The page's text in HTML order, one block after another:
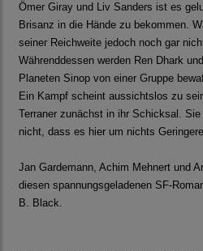
Ömer Giray und Liv Sanders ist es
Brisanz in die Hände zu bekommen.
seiner Reichweite jedoch noch gar
Währenddessen werden Ren Dhark
Planeten Sinop von einer Gruppe
Ein Kampf scheint aussichtslos zu
Terraner zunächst in ihr Schicksal.
nicht, dass es hier um nichts
Jan Gardemann, Achim Mehnert und
diesen spannungsgeladenen SF-
B. Black.